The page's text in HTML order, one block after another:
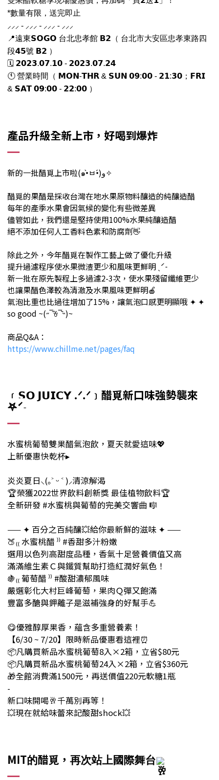
*數量有限，送完即止
‎⸝⸝⸝ - ‎⸝⸝⸝ - ‎⸝⸝⸝ - ‎⸝⸝⸝
📍遠東𝗦𝗢𝗚𝗢 台北忠孝館 𝗕𝟮（ 台北市大安區忠孝東路四
段𝟰𝟱號 𝗕𝟮 ）
🗓 𝟮𝟬𝟮𝟯.𝟬𝟳.𝟭𝟬 - 𝟮𝟬𝟮𝟯.𝟬𝟳.𝟮𝟰
🕚 營業時間（ 𝗠𝗢𝗡-𝗧𝗛𝗥 & 𝗦𝗨𝗡 𝟬𝟵:𝟬𝟬 - 𝟮𝟭:𝟯𝟬；𝗙𝗥𝗜
& 𝗦𝗔𝗧 𝟬𝟵:𝟬𝟬 - 𝟮𝟮:𝟬𝟬 ）
產品升級全新上市，好喝到爆炸
新的一批醋覓上市啦(๑•̀ㅂ•́)و✧
醋覓的果醋是採收台灣在地水果原物料釀造的純釀造醋
每年的產季水果會因氣候的變化有些微差異
儘管如此，我們還是堅持使用100%水果純釀造醋
絕不添加任何人工香料色素和防腐劑👋
除此之外，今年醋覓在製作工藝上做了優化升級
提升過濾程序使水果微渣更少和風味更鮮明 ˎˊ˗
新一批在原先製程上多過濾2-3次，使水果殘留纖維更少
也讓果醋色澤較為清澈及水果風味更鮮明🍎
氣泡比重也比過往增加了15%，讓氣泡口感更明顯哦 ✦ ✦
so good ~(˶‾᷄ꈊ‾᷅˵)~
商品Q&A：
https://www.chillme.net/pages/faq
﹝𝗦𝗢 𝗝𝗨𝗜𝗖𝗬 .ᐟ.ᐟ﹞醋覓新口味強勢襲來
𖤐ˊ˗
水蜜桃葡萄雙果醋氣泡飲，夏天就愛這味💖
上新優惠快乾杯▸
炎炎夏日⸜(｡˃ ᵕ ˂ )⸝清涼解渴
🏆榮獲2022世界飲料創新獎 最佳植物飲料🏆
全新研發 #水蜜桃與葡萄的完美交響曲 🎼
—— ✦ 百分之百純釀💥給你最新鮮的滋味 ✦ ——
🍑₍₍ 水蜜桃醋 ⁾⁾ #香甜多汁粉嫩
選用以色列高甜度品種，香氣十足營養價值又高
滿滿維生素Ｃ與鐵質幫助打造紅潤好氣色！
🍇₍₍ 葡萄醋 ⁾⁾ #酸甜濃郁風味
嚴選彰化大村巨峰葡萄，果肉Ｑ彈又飽滿
豐富多醣與鉀離子是滋補強身的好幫手💪
😋優雅醇厚果香，蘊含多重營養素！
【6/30 ~ 7/20】限時新品優惠看這裡⏰
📦凡購買新品水蜜桃葡萄8入×2箱，立省$80元
📦凡購買新品水蜜桃葡萄24入×2箱，立省$360元
🎁全館消費滿1500元，再送價值220元軟糖1瓶
-
新口味開喝🥂千萬別再等！
💥現在就給味蕾來記酸甜shock💥
MIT的醋覓 ， 再次站上國際舞台